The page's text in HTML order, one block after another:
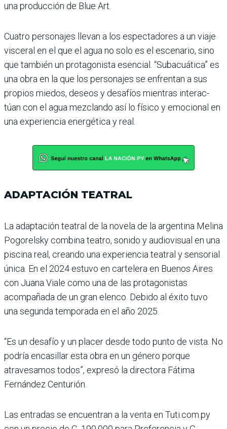
una producción de Blue Art.
Cuatro personajes llevan a los espectadores a un viaje
visceral en el que el agua no solo es el escenario, sino
que también un protagonista esencial. “Subacuática” es
una obra en la que los per­sonajes se enfrentan a sus
propios miedos, deseos y desafíos mientras interac­
túan con el agua mezclando así lo físico y emocional en
una experiencia energética y real.
ADAPTACIÓN TEATRAL
La adaptación teatral de la novela de la argentina Melina
Pogorelsky combina teatro, sonido y audiovisual en una
piscina real, creando una experiencia teatral y sensorial
única. En el 2024 estuvo en cartelera en Bue­nos Aires
con Juana Viale como una de las protagonis­tas
acompañada de un gran elenco. Debido al éxito tuvo
una segunda temporada en el año 2025.
“Es un desafío y un placer desde todo punto de vista. No
podría encasillar esta obra en un género porque
atravesamos todos”, expresó la directora Fátima
Fernán­dez Centurión.
Las entradas se encuentran a la venta en Tuti.com.py